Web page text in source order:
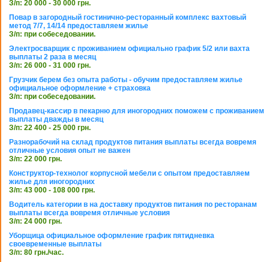
З/п: 20 000 - 30 000 грн.
Повар в загородный гостинично-ресторанный комплекс вахтовый
метод 7/7, 14/14 предоставляем жилье
З/п: при собеседовании.
Электросварщик с проживанием официально график 5/2 или вахта
выплаты 2 раза в месяц
З/п: 26 000 - 31 000 грн.
Грузчик берем без опыта работы - обучим предоставляем жилье
официальное оформление + страховка
З/п: при собеседовании.
Продавец-кассир в пекарню для иногородних поможем с проживанием
выплаты дважды в месяц
З/п: 22 400 - 25 000 грн.
Разнорабочий на склад продуктов питания выплаты всегда вовремя
отличные условия опыт не важен
З/п: 22 000 грн.
Конструктор-технолог корпусной мебели с опытом предоставляем
жилье для иногородних
З/п: 43 000 - 108 000 грн.
Водитель категории в на доставку продуктов питания по ресторанам
выплаты всегда вовремя отличные условия
З/п: 24 000 грн.
Уборщица официальное оформление график пятидневка
своевременные выплаты
З/п: 80 грн./час.